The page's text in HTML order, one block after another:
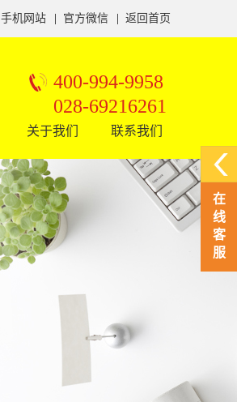
手机网站 官方微信 返回首页
400-994-9958
028-69216261
关于我们 联系我们
在
线
客
服